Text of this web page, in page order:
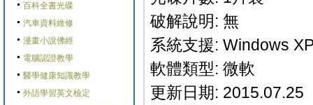
百科全書光碟
汽車資料維修
漫畫小說佛經
電腦認證教學
醫學健康知識教學
外語學習英文檢定
破解說明: 無
系統支援: Windows
軟體類型: 微軟
更新日期: 2015.07.25